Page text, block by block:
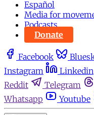
Español
Media for
Podcasts
Donate
Facebook
Instagram
Linkedin
Reddit
Telegram
Whatsapp
Youtube